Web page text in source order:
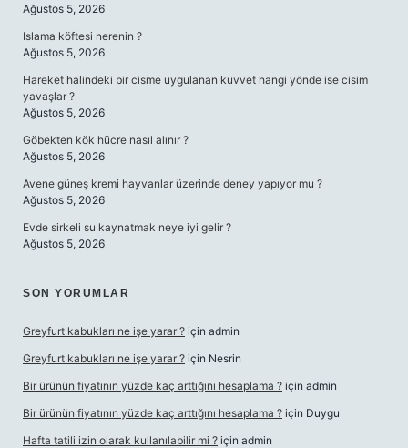
Ağustos 5, 2026
Islama köftesi nerenin ?
Ağustos 5, 2026
Hareket halindeki bir cisme uygulanan kuvvet hangi yönde ise cisim
yavaşlar ?
Ağustos 5, 2026
Göbekten kök hücre nasıl alınır ?
Ağustos 5, 2026
Avene güneş kremi hayvanlar üzerinde deney yapıyor mu ?
Ağustos 5, 2026
Evde sirkeli su kaynatmak neye iyi gelir ?
Ağustos 5, 2026
SON YORUMLAR
Greyfurt kabukları ne işe yarar ? için admin
Greyfurt kabukları ne işe yarar ? için Nesrin
Bir ürünün fiyatının yüzde kaç arttığını hesaplama ? için admin
Bir ürünün fiyatının yüzde kaç arttığını hesaplama ? için Duygu
Hafta tatili izin olarak kullanılabilir mi ? için admin